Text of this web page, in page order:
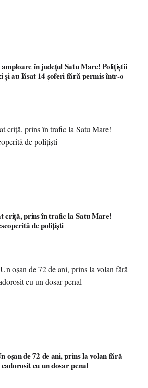
în județul Satu Mare! Polițiștii
și au lăsat 14 șoferi fără permis într-o
criță, prins în trafic la Satu Mare!
de polițiști
oșan de 72 de ani, prins la volan fără
cu un dosar penal